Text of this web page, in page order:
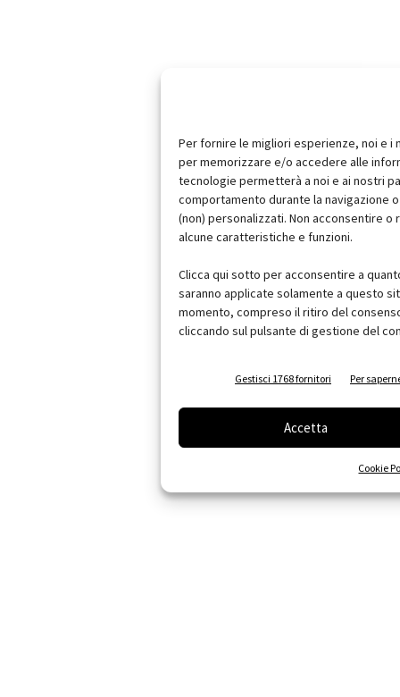
Per fornire le migliori esperienze, noi e
per memorizzare e/o accedere alle
tecnologie permetterà a noi e ai nostri
comportamento durante la navigazione
(non) personalizzati. Non acconsentire
alcune caratteristiche e funzioni.
Clicca qui sotto per acconsentire a
saranno applicate solamente a questo
momento, compreso il ritiro del
cliccando sul pulsante di gestione del
Gestisci 1768 fornitori Per
Accetta
Cookie